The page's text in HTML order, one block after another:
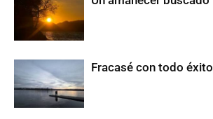
Fracasé con todo éxito